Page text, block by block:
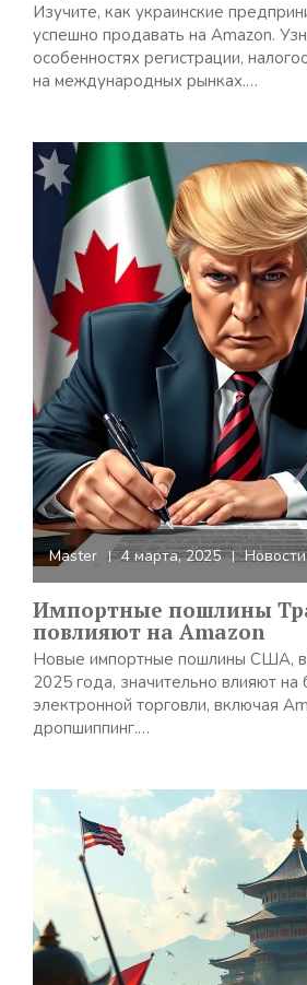
Изучите, как украинские
успешно продавать на Amazon.
особенностях регистрации,
на международных рынках.…
Master 4 марта, 2025
Импортные пошлины
повлияют на Amazon
Новые импортные пошлины США,
2025 года, значительно влияют
электронной торговли, включая
дропшиппинг.…